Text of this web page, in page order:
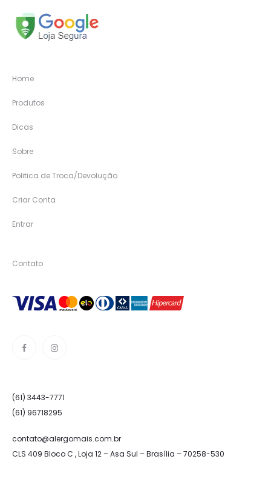
Home
Produtos
Dicas
Sobre
Politica de Troca/Devolução
Criar Conta
Entrar
Contato
(61) 3443-7771
(61) 96718295
contato@alergomais.com.br
CLS 409 Bloco C , Loja 12 – Asa Sul – Brasília – 70258-530